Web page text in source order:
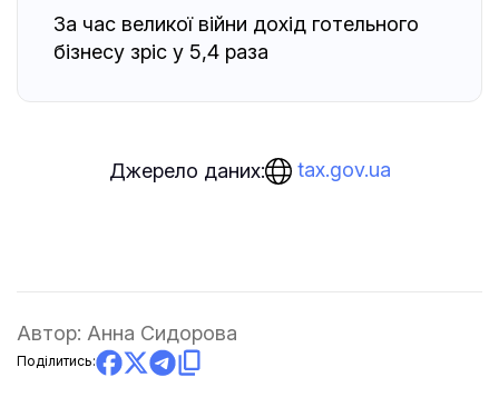
За час великої війни дохід готельного
бізнесу зріс у 5,4 раза
Джерело даних: tax.gov.ua
Автор: Анна Сидорова
Поділитись: